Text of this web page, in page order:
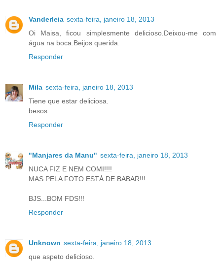
Vanderleia sexta-feira, janeiro 18, 2013
Oi Maisa, ficou simplesmente delicioso.Deixou-me com
água na boca.Beijos querida.
Responder
Mila sexta-feira, janeiro 18, 2013
Tiene que estar deliciosa.
besos
Responder
"Manjares da Manu" sexta-feira, janeiro 18, 2013
NUCA FIZ E NEM COMI!!!!
MAS PELA FOTO ESTÁ DE BABAR!!!
BJS...BOM FDS!!!
Responder
Unknown sexta-feira, janeiro 18, 2013
que aspeto delicioso.